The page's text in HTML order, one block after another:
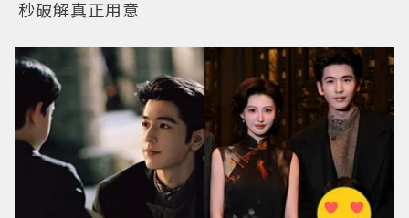
秒破解真正用意